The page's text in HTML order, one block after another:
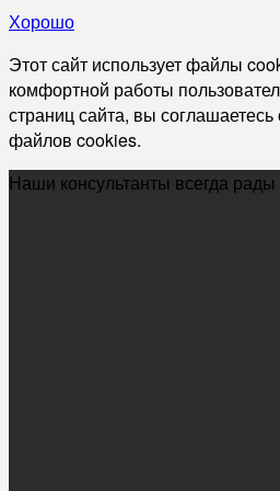
Хорошо
Этот сайт использует файлы
комфортной работы
страниц сайта, вы
файлов cookies.
Наши консультанты всегда